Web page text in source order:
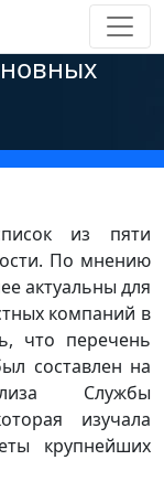
из пяти
По мнению
актуальны для
компаний в
что перечень
составлен на
Службы
изучала
крупнейших